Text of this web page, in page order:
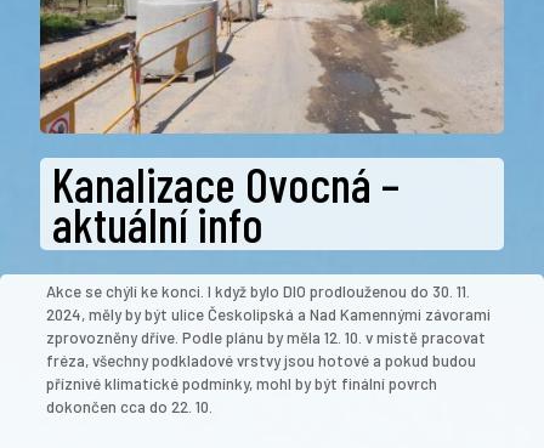
Kanalizace Ovocná –
aktuální info
Akce se chýlí ke konci. I když bylo DIO prodlouženou do 30. 11.
2024, měly by být ulice Českolipská a Nad Kamennými závorami
zprovozněny dříve. Podle plánu by měla 12. 10. v místě pracovat
fréza, všechny podkladové vrstvy jsou hotové a pokud budou
příznivé klimatické podmínky, mohl by být finální povrch
dokončen cca do 22. 10.